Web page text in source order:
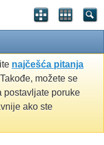
najčešća pitanja
možete se
postavljate poruke
ako ste